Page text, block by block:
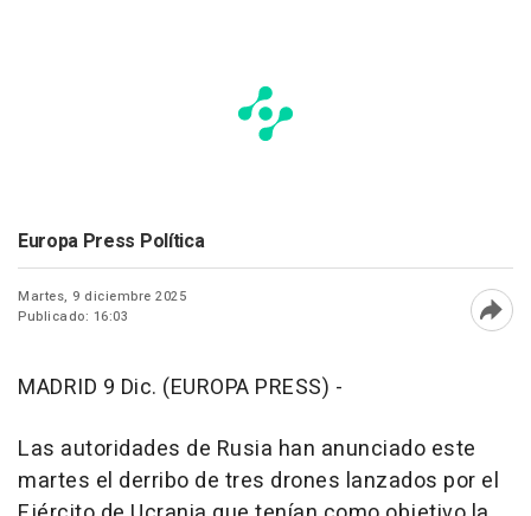
Europa Press Política
Martes, 9 diciembre 2025
Publicado: 16:03
MADRID 9 Dic. (EUROPA PRESS) -
Las autoridades de Rusia han anunciado este
martes el derribo de tres drones lanzados por el